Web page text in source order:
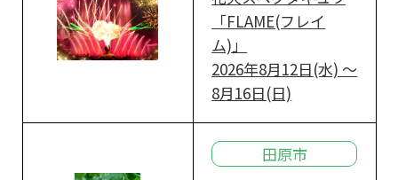
「FLAME(フレイ
ム)」
2026年8月12日(水) ～
8月16日(日)
田原市